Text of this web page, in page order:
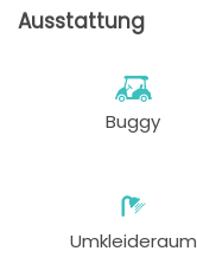
Ausstattung
Buggy
Umkleideraum